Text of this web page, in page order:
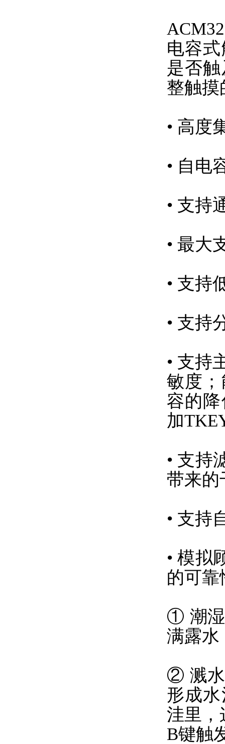
电容
是否
整触摸
• 高度
• 自电
• 支持
• 最大
• 支持
• 支持
• 支持
敏度
容的
加
• 支持
带来的
• 支持
• 模拟
的可靠
① 潮湿
满露水
② 溅水
形成
洼里，
B键触